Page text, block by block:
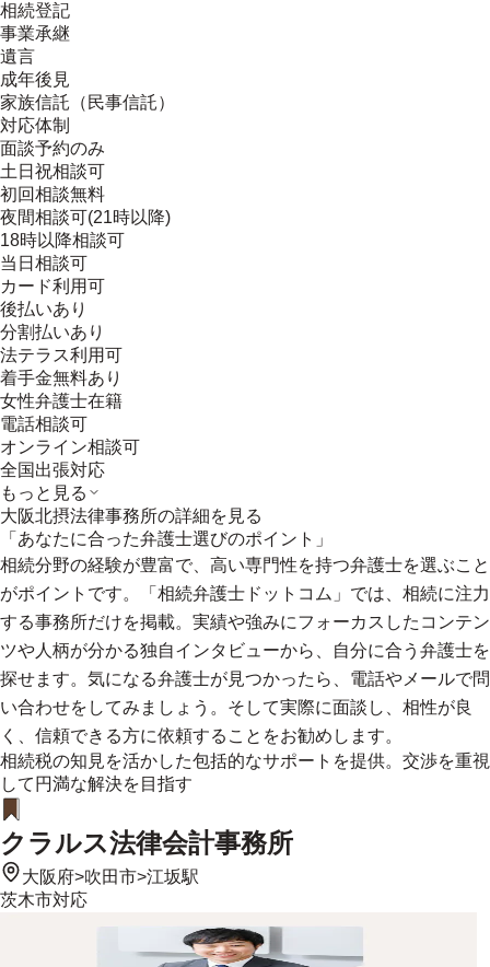
相続登記
事業承継
遺言
成年後見
家族信託（民事信託）
対応体制
面談予約のみ
土日祝相談可
初回相談無料
夜間相談可(21時以降)
18時以降相談可
当日相談可
カード利用可
後払いあり
分割払いあり
法テラス利用可
着手金無料あり
女性弁護士在籍
電話相談可
オンライン相談可
全国出張対応
もっと見る
大阪北摂法律事務所の詳細を見る
「あなたに合った弁護士選びのポイント」
相続分野の経験が豊富で、高い専門性を持つ弁護士を選ぶこと
がポイントです。「相続弁護士ドットコム」では、相続に注力
する事務所だけを掲載。実績や強みにフォーカスしたコンテン
ツや人柄が分かる独自インタビューから、自分に合う弁護士を
探せます。気になる弁護士が見つかったら、電話やメールで問
い合わせをしてみましょう。そして実際に面談し、相性が良
く、信頼できる方に依頼することをお勧めします。
相続税の知見を活かした包括的なサポートを提供。交渉を重視
して円満な解決を目指す
クラルス法律会計事務所
大阪府>吹田市>江坂駅
茨木市対応